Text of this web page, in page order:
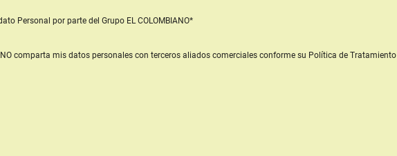
Personal por parte del Grupo EL COLOMBIANO*
comparta mis datos personales con terceros aliados comercialesconforme su Política de Tratamiento